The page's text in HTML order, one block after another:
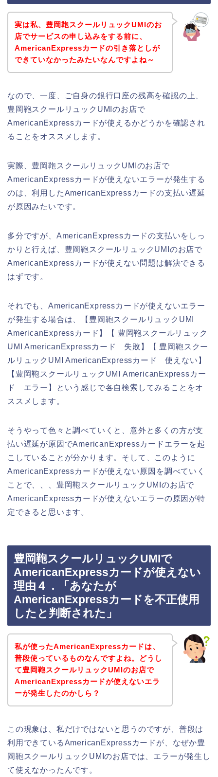
実は私、豊岡鞄スクールリュックUMIのお
店でサービスの申し込みをする前に、
AmericanExpressカードの引き落としが
できていなかったみたいなんですよね～
なので、一度、ご自身の銀行口座の残高を確認の上、
豊岡鞄スクールリュックUMIのお店で
AmericanExpressカードが使えるかどうかを確認され
ることをオススメします。
実際、豊岡鞄スクールリュックUMIのお店で
AmericanExpressカードが使えないエラーが発生する
のは、利用したAmericanExpressカードの支払い遅延
が原因みたいです。
多分ですが、AmericanExpressカードの支払いをしっ
かりと行えば、豊岡鞄スクールリュックUMIのお店で
AmericanExpressカードが使えない問題は解決できる
はずです。
それでも、AmericanExpressカードが使えないエラー
が発生する場合は、【豊岡鞄スクールリュックUMI
AmericanExpressカード】【 豊岡鞄スクールリュック
UMI AmericanExpressカード 失敗】【 豊岡鞄スクー
ルリュックUMI AmericanExpressカード 使えない】
【豊岡鞄スクールリュックUMI AmericanExpressカー
ド エラー】という感じで各自検索してみることをオ
ススメします。
そうやって色々と調べていくと、意外と多くの方が支
払い遅延が原因でAmericanExpressカードエラーを起
こしていることが分かります。そして、このように
AmericanExpressカードが使えない原因を調べていく
ことで、、、豊岡鞄スクールリュックUMIのお店で
AmericanExpressカードが使えないエラーの原因が特
定できると思います。
豊岡鞄スクールリュックUMIで
AmericanExpressカードが使えない
理由４．「あなたが
AmericanExpressカードを不正使用
したと判断された」
私が使ったAmericanExpressカードは、
普段使っているものなんですよね。どうし
て豊岡鞄スクールリュックUMIのお店で
AmericanExpressカードが使えないエラ
ーが発生したのかしら？
この現象は、私だけではないと思うのですが、普段は
利用できているAmericanExpressカードが、なぜか豊
岡鞄スクールリュックUMIのお店では、エラーが発生し
て使えなかったんです。